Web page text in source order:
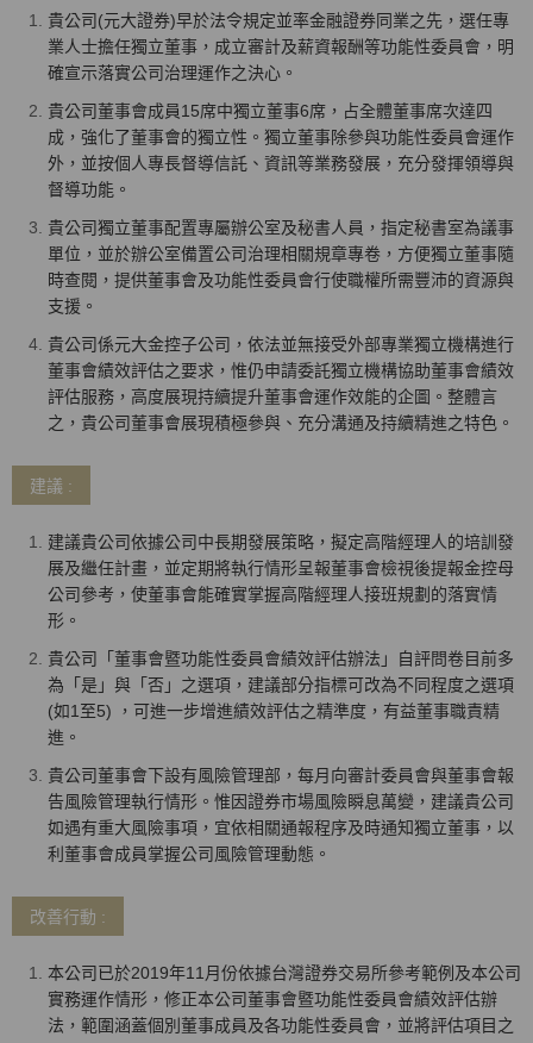
貴公司(元大證券)早於法令規定並率金融證券同業之先，選任專
業人士擔任獨立董事，成立審計及薪資報酬等功能性委員會，明
確宣示落實公司治理運作之決心。
貴公司董事會成員15席中獨立董事6席，占全體董事席次達四
成，強化了董事會的獨立性。獨立董事除參與功能性委員會運作
外，並按個人專長督導信託、資訊等業務發展，充分發揮領導與
督導功能。
貴公司獨立董事配置專屬辦公室及秘書人員，指定秘書室為議事
單位，並於辦公室備置公司治理相關規章專卷，方便獨立董事隨
時查閱，提供董事會及功能性委員會行使職權所需豐沛的資源與
支援。
貴公司係元大金控子公司，依法並無接受外部專業獨立機構進行
董事會績效評估之要求，惟仍申請委託獨立機構協助董事會績效
評估服務，高度展現持續提升董事會運作效能的企圖。整體言
之，貴公司董事會展現積極參與、充分溝通及持續精進之特色。
建議 :
建議貴公司依據公司中長期發展策略，擬定高階經理人的培訓發
展及繼任計畫，並定期將執行情形呈報董事會檢視後提報金控母
公司參考，使董事會能確實掌握高階經理人接班規劃的落實情
形。
貴公司「董事會暨功能性委員會績效評估辦法」自評問卷目前多
為「是」與「否」之選項，建議部分指標可改為不同程度之選項
(如1至5) ，可進一步增進績效評估之精準度，有益董事職責精
進。
貴公司董事會下設有風險管理部，每月向審計委員會與董事會報
告風險管理執行情形。惟因證券市場風險瞬息萬變，建議貴公司
如遇有重大風險事項，宜依相關通報程序及時通知獨立董事，以
利董事會成員掌握公司風險管理動態。
改善行動 :
本公司已於2019年11月份依據台灣證券交易所參考範例及本公司
實務運作情形，修正本公司董事會暨功能性委員會績效評估辦
法，範圍涵蓋個別董事成員及各功能性委員會，並將評估項目之